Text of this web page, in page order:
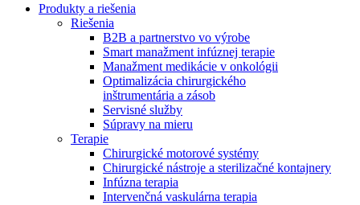
Produktový katalóg​
Objavte naše produkty. ​Navštívte produktový katalóg B.
Braun​ s našim kompletným produktovým portfóliom.​
Zostaňte v dialógu s B. Braun. Kontaktujte nás.
Produkty a riešenia
Riešenia
B2B a partnerstvo vo výrobe
Smart manažment infúznej terapie
Manažment medikácie v onkológii
Optimalizácia chirurgického
inštrumentária a zásob
Servisné služby
Súpravy na mieru
Terapie
Chirurgické motorové systémy
Chirurgické nástroje a sterilizačné kontajnery
Infúzna terapia
Intervenčná vaskulárna terapia